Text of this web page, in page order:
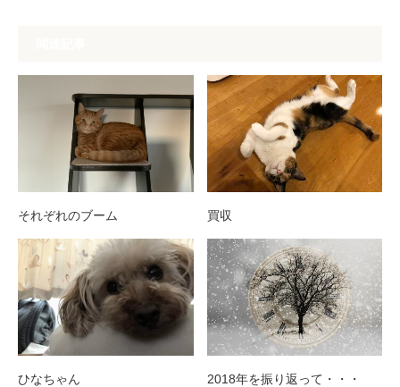
それぞれのブーム 買収
ひなちゃん 2018年を振り返って・・・